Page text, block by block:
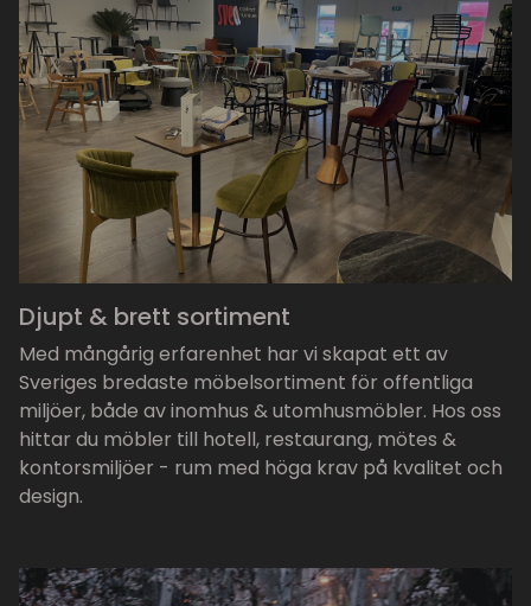
Djupt & brett sortiment
Med mångårig erfarenhet har vi skapat ett av
Sveriges bredaste möbelsortiment för offentliga
miljöer, både av inomhus & utomhusmöbler. Hos oss
hittar du möbler till hotell, restaurang, mötes &
kontorsmiljöer - rum med höga krav på kvalitet och
design.